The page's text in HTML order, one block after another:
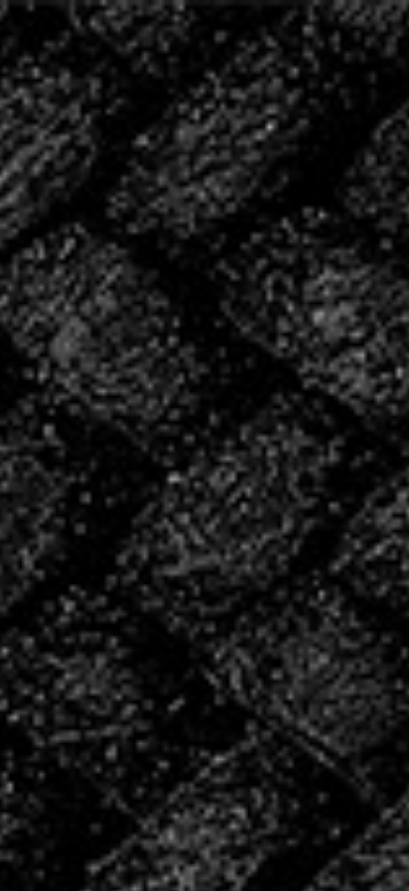
20 ANS D’HISTOIRE,
ÉCRIVONS LA SUITE
ENSEMBLE
2004 – 2024
INSCRIVEZ
VOUS POUR LA
SAISON
2026/2027 !
INSCRIPTIONS
Les créneaux de reprise
Le COSEC étant actuellement en travaux, merci de
prendre connaissance des horaires et salles pour la
période de reprise.